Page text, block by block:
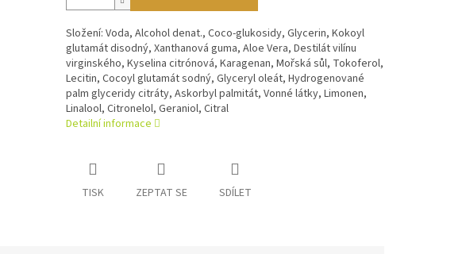
Složení: Voda, Alcohol denat., Coco-glukosidy, Glycerin, Kokoyl
glutamát disodný, Xanthanová guma, Aloe Vera, Destilát vilínu
virginského, Kyselina citrónová, Karagenan, Mořská sůl, Tokoferol,
Lecitin, Cocoyl glutamát sodný, Glyceryl oleát, Hydrogenované
palm glyceridy citráty, Askorbyl palmitát, Vonné látky, Limonen,
Linalool, Citronelol, Geraniol, Citral
Detailní informace
TISK ZEPTAT SE SDÍLET